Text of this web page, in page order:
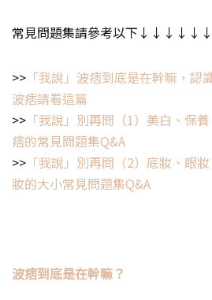
常見問題集請參考以下
>> 「我說」波痞到底是在幹嘛，
波痞請看這篇
>> 「我說」別再問（1）美白、保
痞的常見問題集Q&A
>> 「我說」別再問（2）底妝、眼
妝的大小常見問題集Q&A
波痞到底是在幹嘛？